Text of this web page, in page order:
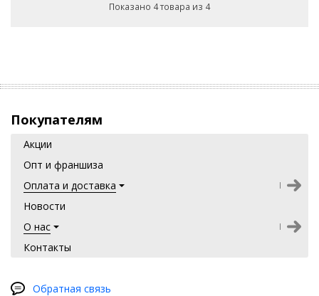
Показано 4 товара из 4
Покупателям
Акции
Опт и франшиза
Оплата и доставка
Новости
О нас
Контакты
Обратная связь